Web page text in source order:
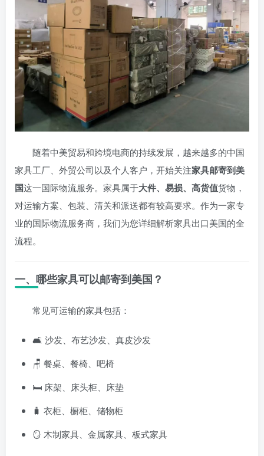
随着中美贸易和跨境电商的持续发展，越来越多的中国
家具工厂、外贸公司以及个人客户，开始关注家具邮寄到美
国这一国际物流服务。家具属于大件、易损、高货值货物，
对运输方案、包装、清关和派送都有较高要求。作为一家专
业的国际物流服务商，我们为您详细解析家具出口美国的全
流程。
一、哪些家具可以邮寄到美国？
常见可运输的家具包括：
🛋️ 沙发、布艺沙发、真皮沙发
🪑 餐桌、餐椅、吧椅
🛏️ 床架、床头柜、床垫
🧳 衣柜、橱柜、储物柜
🪞 木制家具、金属家具、板式家具